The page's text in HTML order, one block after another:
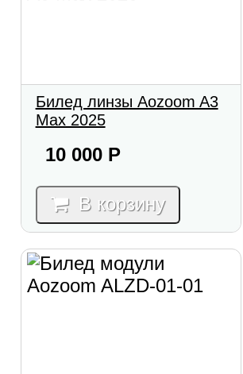
Билед линзы Aozoom A3
Max 2025
10 000 Р
В корзину